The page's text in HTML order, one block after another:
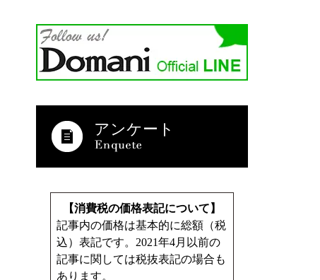
アンケート
【消費税の価格表記について】
記事内の価格は基本的に総額（税
込）表記です。2021年4月以前の
記事に関しては税抜表記の場合も
あります。